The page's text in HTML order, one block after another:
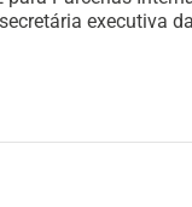
executiva